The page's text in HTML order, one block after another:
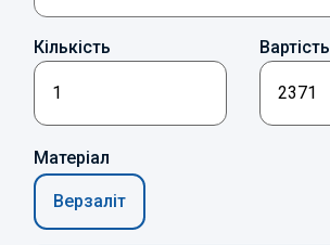
Кількість Вартість
Матеріал
Верзаліт